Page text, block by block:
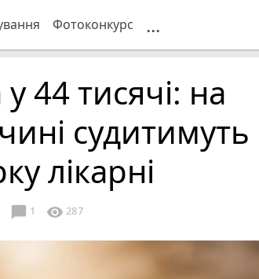
Фотоконкурс ...
44 тисячі: на
судитимуть
лікарні
chat_bubble 1 visibility 287